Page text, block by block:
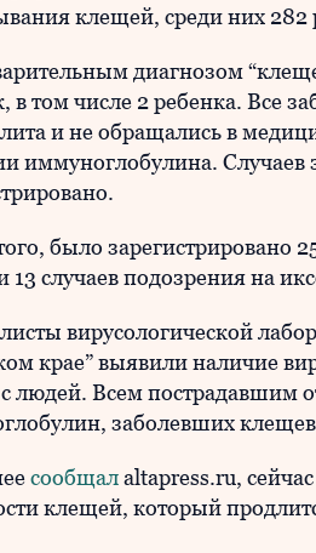
клещей, среди них 282
диагнозом
в том числе 2 ребенка. Все
и не обращались в
иммуноглобулина. Случаев
было зарегистрировано
13 случаев подозрения на
вирусологической
крае” выявили наличие
людей. Всем пострадавшим
заболевших
сообщалaltapress.ru,
клещей, который